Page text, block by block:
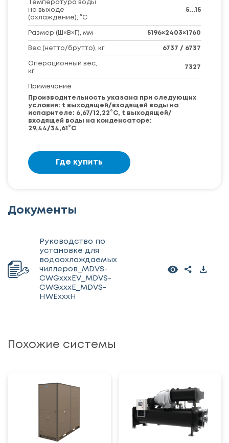
Температура воды
на выходе
(охлаждение), °С
5...15
Размер (Ш×В×Г), мм 5196×2403×1760
Вес (нетто/брутто), кг 6737 / 6737
Операционный вес,
кг
7327
Примечание
Производительность указана при следующих
условия: t выходящей/входящей воды на
испарителе: 6,67/12,22°С, t выходящей/
входящей воды на конденсаторе:
29,44/34,61°С
Где купить
Документы
Руководство по
установке для
водоохлаждаемых
чиллеров_MDVS-
CWGxxxEV_MDVS-
CWGxxxE_MDVS-
HWExxxH
Похожие системы